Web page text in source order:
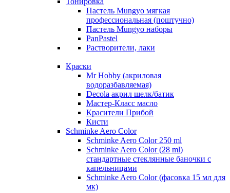
Пастель Mungyo мягкая
профессиональная (поштучно)
Пастель Mungyo наборы
PanPastel
Растворители, лаки
Краски
Mr Hobby (акриловая
водоразбавляемая)
Decola акрил шелк/батик
Мастер-Класс масло
Красители Прибой
Кисти
Schminke Aero Color
Schminke Aero Color 250 ml
Schminke Aero Color (28 ml)
стандартные стеклянные баночки с
капельницами
Schminke Aero Color (фасовка 15 мл для
мк)